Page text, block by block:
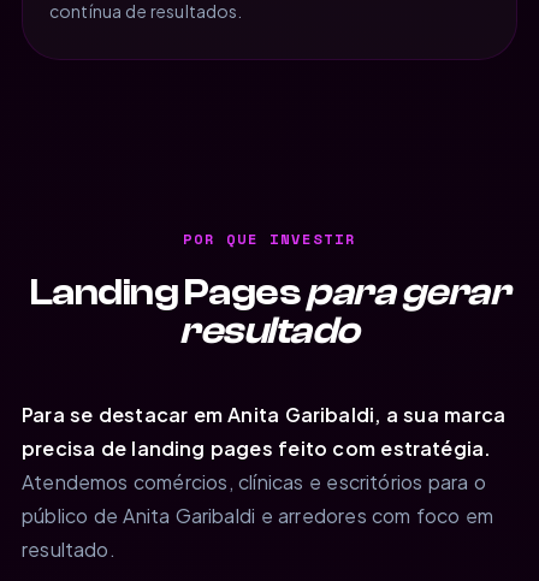
contínua de resultados.
POR QUE INVESTIR
Landing Pagespara gerar
resultado
Para se destacar em Anita Garibaldi, a sua marca
precisa de landing pages feito com estratégia.
Atendemos comércios, clínicas e escritórios para o
público de Anita Garibaldi e arredores com foco em
resultado.